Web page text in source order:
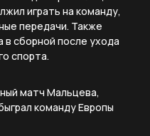
играть на команду,
передачи. Также
сборной после ухода
спорта.
матч Мальцева,
команду Европы